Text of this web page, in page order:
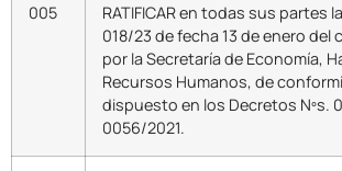
005
RATIFICAR en todas sus partes
018/23 de fecha 13 de enero del
por la Secretaría de Economía,
Recursos Humanos, de
dispuesto en los Decretos Nºs.
0056/2021.